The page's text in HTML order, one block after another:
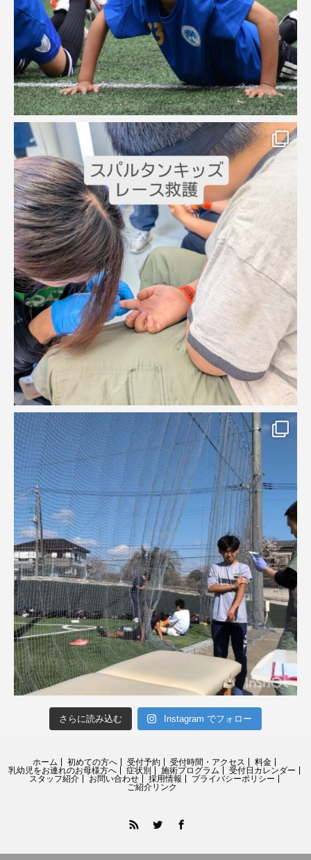
さらに読み込む Instagram でフォロー
ホーム 初めての方へ 受付予約 受付時間・アクセス
料金
乳幼児をお連れのお母様方へ
症状別 施術プログラム
受付日カレンダー
スタッフ紹介
お問い合わせ 採用情報
プライバシーポリシー
ご紹介リンク
Facebook